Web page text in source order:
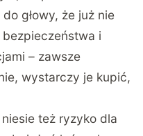
głowy, że już nie
i
– zawsze
wystarczy je kupić,
też ryzyko dla